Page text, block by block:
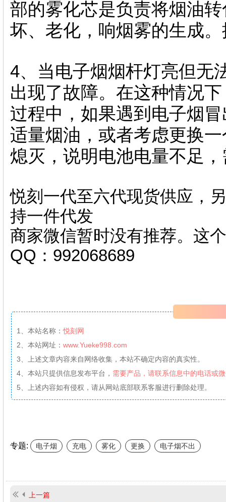
部的雾化芯是负责将烟油
坏、老化，响烟雾的生成
4、当电子烟烟杆灯亮但无
出现了故障。在这种情况
过程中，如果遇到电子烟
适量烟油，或者考虑更换
熄灭，说明电池电量不足
悦刻一代至六代现货供应，
持一件代发
商家微信暂时没有推荐。这
QQ：992068689
1、本站名称：悦刻网
2、本站网址： www.Yueke998.com
3、上述文章内容来自网络收集，本站不确定内容的真实性。
4、本站只提供信息发布平台， 需要产品，请联系信息中的电话或
5、上述内容如有侵权，请从网站底部联系客服进行删除处理。
专题: 电子烟 充电 雾化 更换 电子烟不出
上一篇